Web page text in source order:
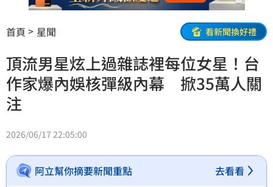
首頁 星聞 看新聞換好禮
頂流男星炫上過雜誌裡每位女星！台
作家爆內娛核彈級內幕 掀35萬人關
注
2026/06/17 22:05:00
阿立幫你摘要新聞重點 去看看